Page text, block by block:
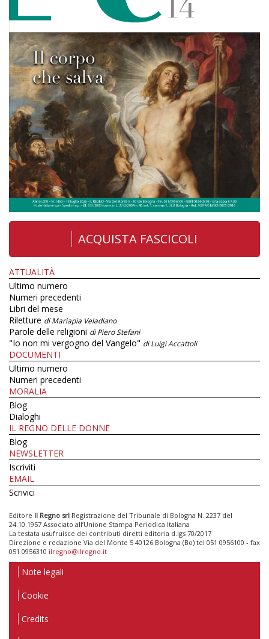
ACQUISTA FASCICOLI
ATTUALITÀ
Ultimo numero
Numeri precedenti
Libri del mese
Riletture di Mariapia Veladiano
Parole delle religioni di Piero Stefani
"Io non mi vergogno del Vangelo" di Luigi Accattoli
DOCUMENTI
Ultimo numero
Numeri precedenti
MORALIA
Blog
Dialoghi
IL REGNO DELLE DONNE
Blog
NEWSLETTER
Iscriviti
EMAIL
Scrivici
Editore Il Regno srl Registrazione del Tribunale di Bologna N. 2237 del
24.10.1957 Associato all’Unione Stampa Periodica Italiana
La testata usufruisce dei contributi diretti editoria d.lgs 70/2017
Direzione e redazione Via del Monte 5 40126 Bologna (Bo) tel 051 0956100 - fax
051 0956310 ilregno@ilregno.it
Note legali
Cookie
Credits